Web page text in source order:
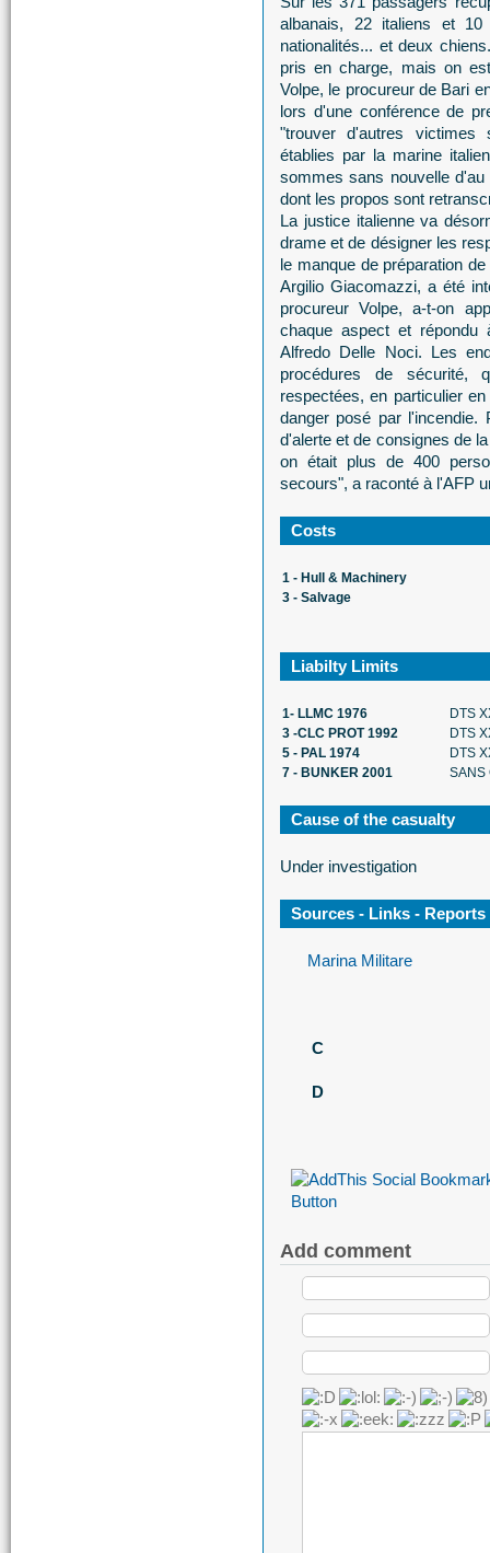
albanais, 22 italiens et
nationalités... et deux
pris en charge, mais on
Volpe, le procureur de Bari
lors d'une conférence de
"trouver d'autres victimes
établies par la marine
sommes sans nouvelle
dont les propos sont
La justice italienne va
drame et de désigner les
le manque de préparation
Argilio Giacomazzi, a été
procureur Volpe, a-t-on
chaque aspect et
Alfredo Delle Noci. Les
procédures de sécurité,
respectées, en particulier
danger posé par l'incendie.
d'alerte et de consignes de
on était plus de 400
secours", a raconté à l'AFP
Costs
1 - Hull & Machinery
3 - Salvage
Liabilty Limits
1- LLMC 1976
DTS
3 -CLC PROT 1992
DTS
5 - PAL 1974
DTS
7 - BUNKER 2001
SANS
Cause of the casualty
Under investigation
Sources - Links - Reports
Marina Militare
C
D
Add comment